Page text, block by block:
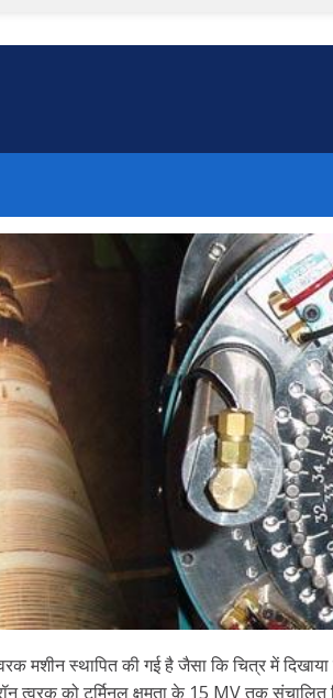
मशीन स्थापित की गई है जैसा कि चित्र में
त्वरक को टर्मिनल क्षमता के 15 MV तक